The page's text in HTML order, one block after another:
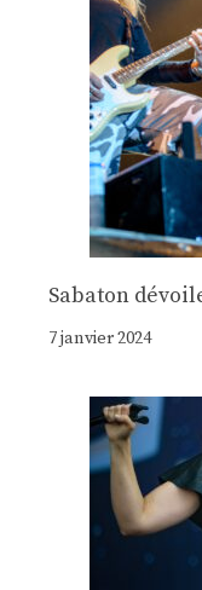
Sabaton
7 janvier 2024